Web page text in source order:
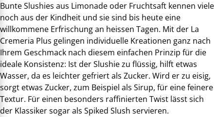
Bunte Slushies aus Limonade oder Fruchtsaft kennen viele
noch aus der Kindheit und sie sind bis heute eine
willkommene Erfrischung an heissen Tagen. Mit der La
Cremeria Plus gelingen individuelle Kreationen ganz nach
Ihrem Geschmack nach diesem einfachen Prinzip für die
ideale Konsistenz: Ist der Slushie zu flüssig, hilft etwas
Wasser, da es leichter gefriert als Zucker. Wird er zu eisig,
sorgt etwas Zucker, zum Beispiel als Sirup, für eine feinere
Textur. Für einen besonders raffinierten Twist lässt sich
der Klassiker sogar als Spiked Slush servieren.